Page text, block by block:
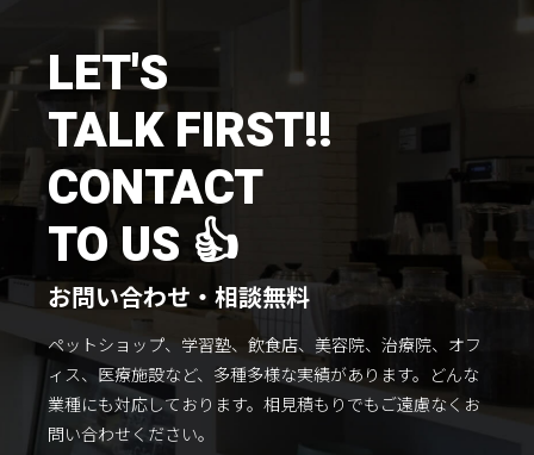
LET'S
TALK FIRST!!
CONTACT
TO US 👍
お問い合わせ・相談無料
ペットショップ、学習塾、飲食店、美容院、治療院、オフ
ィス、医療施設など、多種多様な実績があります。 どんな
業種にも対応しております。 相見積もりでもご遠慮なくお
問い合わせください。